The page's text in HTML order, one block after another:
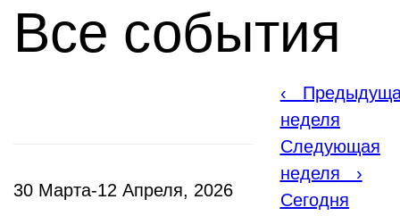
Все события
30 Марта-12 Апреля, 2026
‹
неделя
Следующая
неделя ›
Сегодня